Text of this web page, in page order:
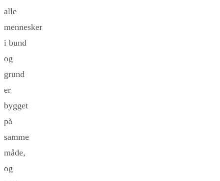
alle
mennesker
i bund
og
grund
er
bygget
på
samme
måde,
og